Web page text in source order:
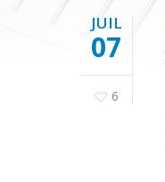
JUIL
07
6